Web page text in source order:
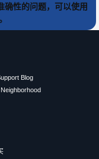
确性的问题，可以使用
Blog